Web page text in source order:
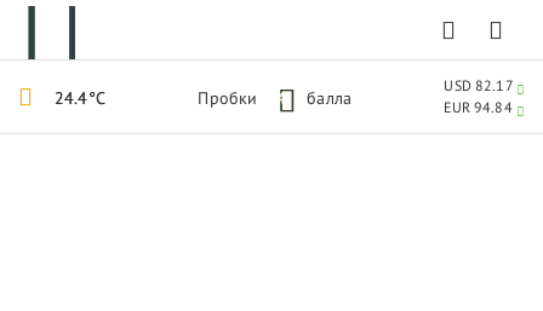
24.4°C Пробки 4 балла
USD 82.17
EUR 94.84